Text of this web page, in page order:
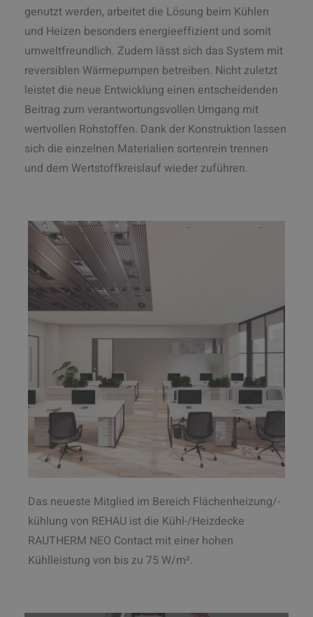
genutzt werden, arbeitet die Lösung beim Kühlen
und Heizen besonders energieeffizient und somit
umweltfreundlich. Zudem lässt sich das System mit
reversiblen Wärmepumpen betreiben. Nicht zuletzt
leistet die neue Entwicklung einen entscheidenden
Beitrag zum verantwortungsvollen Umgang mit
wertvollen Rohstoffen. Dank der Konstruktion lassen
sich die einzelnen Materialien sortenrein trennen
und dem Wertstoffkreislauf wieder zuführen.
Das neueste Mitglied im Bereich Flächenheizung/-
kühlung von REHAU ist die Kühl-/Heizdecke
RAUTHERM NEO Contact mit einer hohen
Kühlleistung von bis zu 75 W/m².